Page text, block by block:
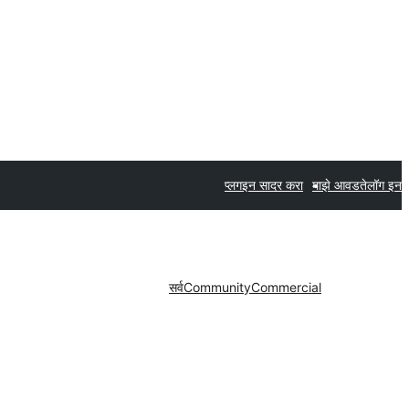
प्लगइन सादर करा माझे आवडतेलॉग इन
सर्वCommunityCommercial